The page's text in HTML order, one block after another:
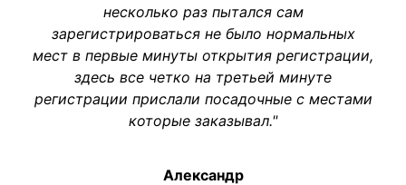
несколько раз пытался сам
зарегистрироваться не было нормальных
мест в первые минуты открытия регистрации,
здесь все четко на третьей минуте
регистрации прислали посадочные с местами
которые заказывал."
Александр